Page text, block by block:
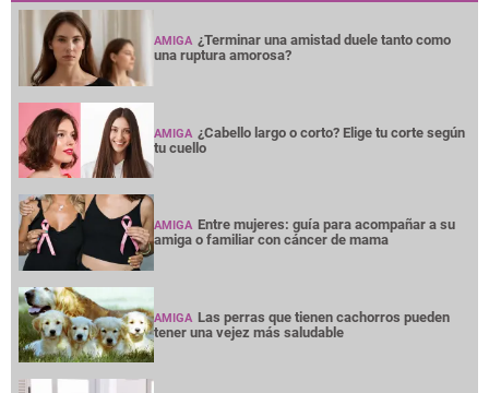
AMIGA ¿Terminar una amistad duele tanto como
una ruptura amorosa?
AMIGA ¿Cabello largo o corto? Elige tu corte según
tu cuello
AMIGA Entre mujeres: guía para acompañar a su
amiga o familiar con cáncer de mama
AMIGA Las perras que tienen cachorros pueden
tener una vejez más saludable